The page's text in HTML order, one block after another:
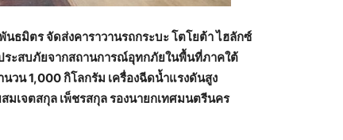
ธมิตร จัดส่งคาราวานรถกระบะ โตโยต้า ไฮลักซ์
ระสบภัยจากสถานการณ์อุทกภัยในพื้นที่ภาคใต้
วน 1,000 กิโลกรัม เครื่องฉีดน้ำแรงดันสูง
มเจตสกุล เพ็ชรสกุล รองนายกเทศมนตรีนคร